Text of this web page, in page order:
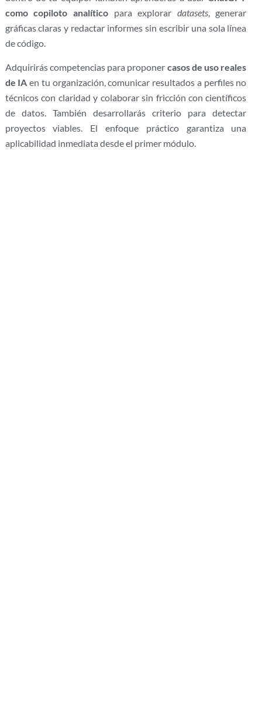
como copiloto analíticopara explorar datasets, generar
gráficas claras y redactar informes sin escribir una sola línea
de código.
Adquirirás competencias para proponer casos de uso reales
de IA en tu organización, comunicar resultados a perfiles no
técnicos con claridad y colaborar sin fricción con científicos
de datos. También desarrollarás criterio para detectar
proyectos viables. El enfoque práctico garantiza una
aplicabilidad inmediata desde el primer módulo.